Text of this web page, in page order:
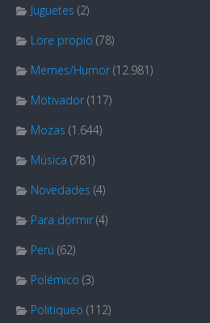
Juguetes (2)
Lore propio (78)
Memes/Humor (12.981)
Motivador (117)
Mozas (1.644)
Música (781)
Novedades (4)
Para dormir (4)
Perú (62)
Polémico (3)
Politiqueo (112)